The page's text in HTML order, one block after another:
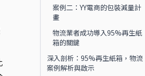
案例二：YY電商的包裝減量計
畫
物流業者成功導入95%再生紙
箱的關鍵
深入剖析：95%再生紙箱，物流
案例解析與啟示